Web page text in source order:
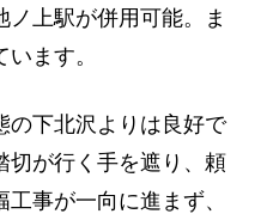
上駅が併用可能。ま
ます。
下北沢よりは良好で
切が行く手を遮り、頼
事が一向に進まず、